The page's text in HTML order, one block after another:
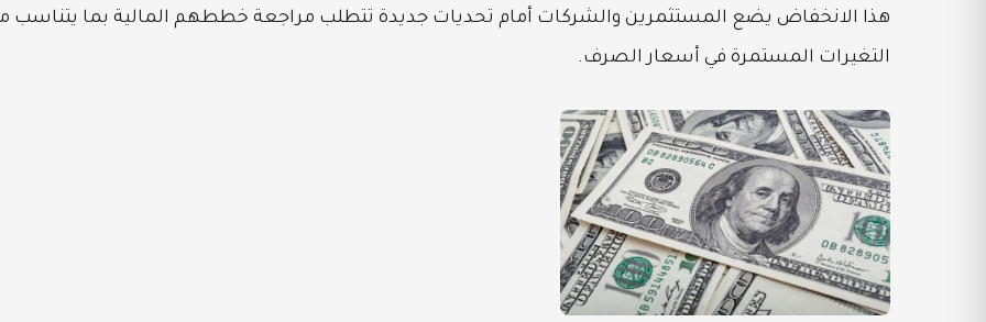
هذا الانخفاض يضع المستثمرين والشركات أمام تحديات جديدة تتطلب مراجعة خططهم المالية بما يتناسب
التغيرات المستمرة في أسعار الصرف.